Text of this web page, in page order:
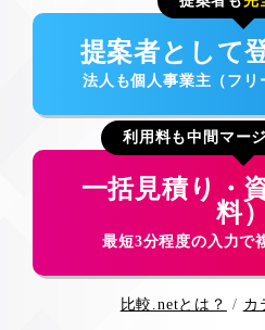
提案者として
法人も個人事業主（フリ
利用料も中間マー
一括見積り・
料）
最短3分程度の入力で
比較.netとは？ カ